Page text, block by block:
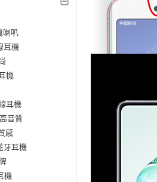
喇叭
耳機
機
耳機
音質
感
牙耳機
機